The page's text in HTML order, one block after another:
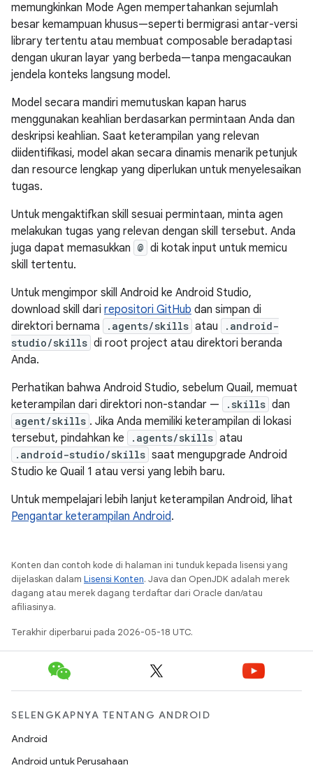
memungkinkan Mode Agen mempertahankan sejumlah
besar kemampuan khusus—seperti bermigrasi antar-versi
library tertentu atau membuat composable beradaptasi
dengan ukuran layar yang berbeda—tanpa mengacaukan
jendela konteks langsung model.
Model secara mandiri memutuskan kapan harus
menggunakan keahlian berdasarkan permintaan Anda dan
deskripsi keahlian. Saat keterampilan yang relevan
diidentifikasi, model akan secara dinamis menarik petunjuk
dan resource lengkap yang diperlukan untuk menyelesaikan
tugas.
Untuk mengaktifkan skill sesuai permintaan, minta agen
melakukan tugas yang relevan dengan skill tersebut. Anda
juga dapat memasukkan @ di kotak input untuk memicu
skill tertentu.
Untuk mengimpor skill Android ke Android Studio,
download skill dari repositori GitHub dan simpan di
direktori bernama
.agents/skills atau
.android-
studio/skills di root project atau direktori beranda
Anda.
Perhatikan bahwa Android Studio, sebelum Quail, memuat
keterampilan dari direktori non-standar —
.skills dan
agent/skills . Jika Anda memiliki keterampilan di lokasi
tersebut, pindahkan ke
.agents/skills atau
.android-studio/skills saat mengupgrade Android
Studio ke Quail 1 atau versi yang lebih baru.
Untuk mempelajari lebih lanjut keterampilan Android, lihat
Pengantar keterampilan Android.
Konten dan contoh kode di halaman ini tunduk kepada lisensi yang
dijelaskan dalam Lisensi Konten. Java dan OpenJDK adalah merek
dagang atau merek dagang terdaftar dari Oracle dan/atau
afiliasinya.
Terakhir diperbarui pada 2026-05-18 UTC.
SELENGKAPNYA TENTANG ANDROID
Android
Android untuk Perusahaan